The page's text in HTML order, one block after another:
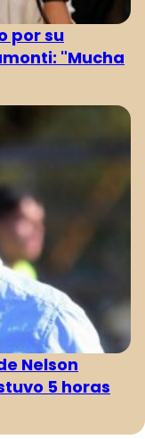
por su
"Mucha
Nelson
5 horas